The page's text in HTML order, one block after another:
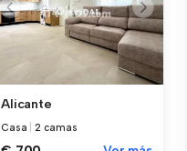
Alicante
Casa |2 camas